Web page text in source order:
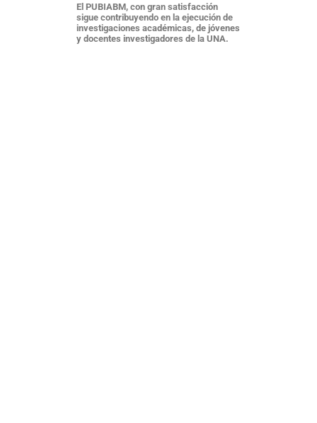
El PUBIABM, con gran satisfacción
sigue contribuyendo en la ejecución de
investigaciones académicas, de jóvenes
y docentes investigadores de la UNA.